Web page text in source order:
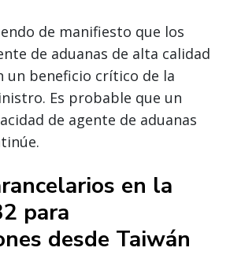
de manifiesto que los
de aduanas de alta calidad
un beneficio crítico de la
Es probable que un
de agente de aduanas
en la
para
desde Taiwán